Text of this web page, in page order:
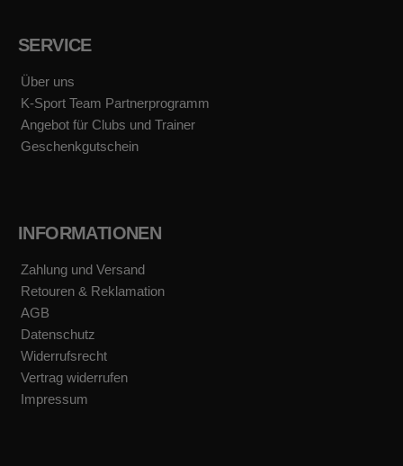
b
o
k
a
g
m
SERVICE
Über uns
K-Sport Team Partnerprogramm
Angebot für Clubs und Trainer
Geschenkgutschein
INFORMATIONEN
Zahlung und Versand
Retouren & Reklamation
AGB
Datenschutz
Widerrufsrecht
Vertrag widerrufen
Impressum